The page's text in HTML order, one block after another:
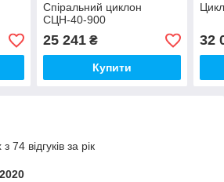
Спіральний циклон
СЦН-40-900
25 241₴
Купити
32
74 відгуків за рік